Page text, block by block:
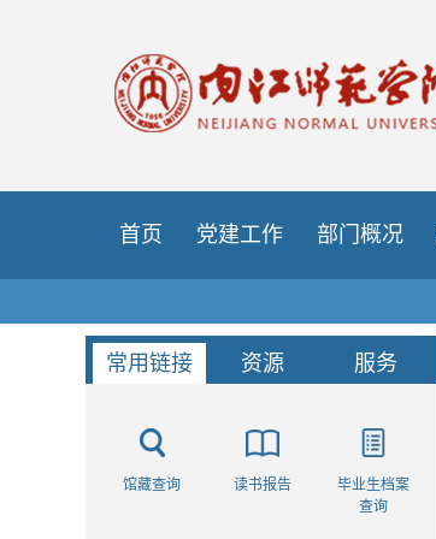
首页 党建工作 部门概况
常用链接 资源 服务
馆藏查询 读书报告
毕业生档案
查询